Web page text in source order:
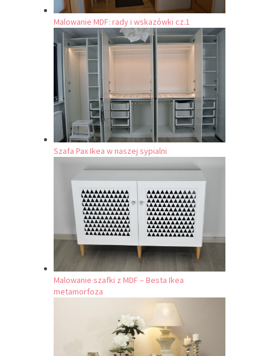
Malowanie MDF: rady i wskazówki cz.1
Szafa Pax Ikea w naszej sypialni
Malowanie szafki z MDF – Besta Ikea
metamorfoza